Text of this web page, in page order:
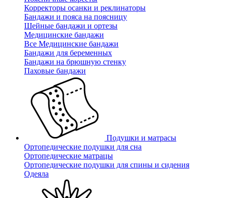
Корректоры осанки и реклинаторы
Бандажи и пояса на поясницу
Шейные бандажи и ортезы
Медицинские бандажи
Все Медицинские бандажи
Бандажи для беременных
Бандажи на брюшную стенку
Паховые бандажи
Подушки и матрасы
Ортопедические подушки для сна
Ортопедические матрацы
Ортопедические подушки для спины и сидения
Одеяла